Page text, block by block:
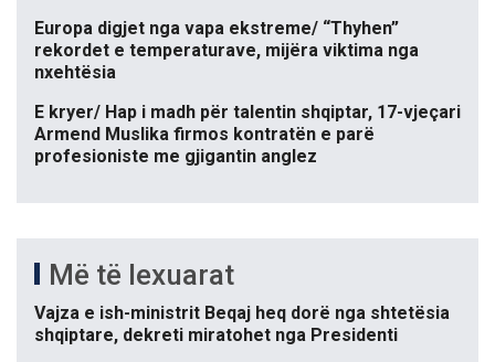
Europa digjet nga vapa ekstreme/ “Thyhen”
rekordet e temperaturave, mijëra viktima nga
nxehtësia
E kryer/ Hap i madh për talentin shqiptar, 17-vjeçari
Armend Muslika firmos kontratën e parë
profesioniste me gjigantin anglez
Më të lexuarat
Vajza e ish-ministrit Beqaj heq dorë nga shtetësia
shqiptare, dekreti miratohet nga Presidenti